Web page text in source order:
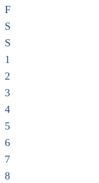
F
S
S
1
2
3
4
5
6
7
8